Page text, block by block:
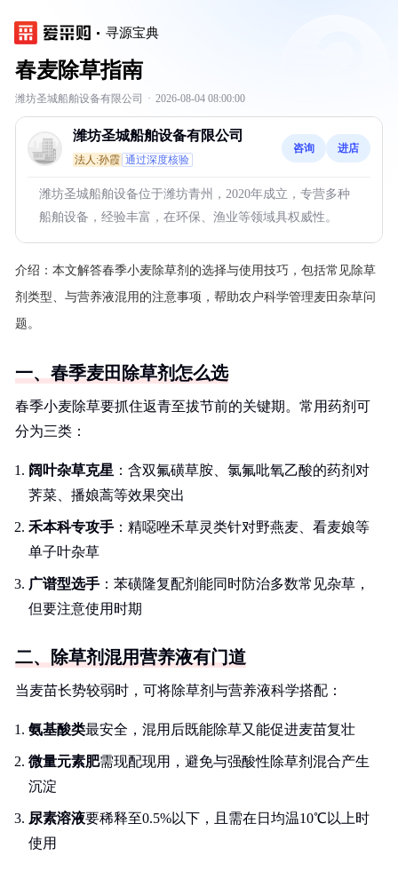
寻源宝典
春麦除草指南
潍坊圣城船舶设备有限公司 · 2026-08-04 08:00:00
潍坊圣城船舶设备有限公司
法人:孙霞 通过深度核验
咨询 进店
潍坊圣城船舶设备位于潍坊青州，2020年成立，专营多种
船舶设备，经验丰富，在环保、渔业等领域具权威性。
介绍： 本文解答春季小麦除草剂的选择与使用技巧，包括常见除草
剂类型、与营养液混用的注意事项，帮助农户科学管理麦田杂草问
题。
一、春季麦田除草剂怎么选
春季小麦除草要抓住返青至拔节前的关键期。常用药剂可
分为三类：
阔叶杂草克星 ：含双氟磺草胺、氯氟吡氧乙酸的药剂对
荠菜、播娘蒿等效果突出
禾本科专攻手 ：精噁唑禾草灵类针对野燕麦、看麦娘等
单子叶杂草
广谱型选手 ：苯磺隆复配剂能同时防治多数常见杂草，
但要注意使用时期
二、除草剂混用营养液有门道
当麦苗长势较弱时，可将除草剂与营养液科学搭配：
氨基酸类最安全，混用后既能除草又能促进麦苗复壮
微量元素肥需现配现用，避免与强酸性除草剂混合产生
沉淀
尿素溶液要稀释至0.5%以下，且需在日均温10℃以上时
使用